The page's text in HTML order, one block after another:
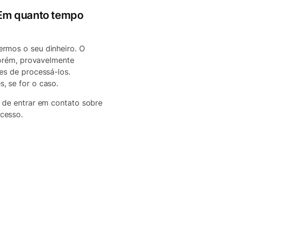
quanto tempo
o seu dinheiro. O
provavelmente
de processá-los.
se for o caso.
entrar em contato sobre